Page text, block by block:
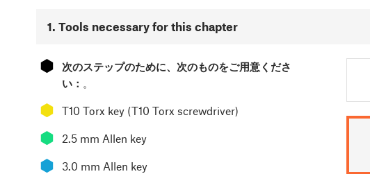
1. Tools necessary for this chapter
⬢
次のステップのために、次のものをご用意くださ
い： 。
⬢ T10 Torx key (T10 Torx screwdriver)
⬢ 2.5 mm Allen key
⬢ 3.0 mm Allen key